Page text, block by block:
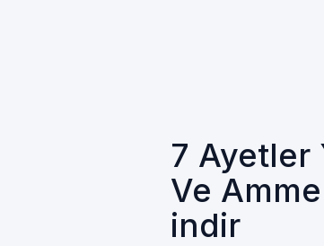
7 Ayetler
Ve
indir